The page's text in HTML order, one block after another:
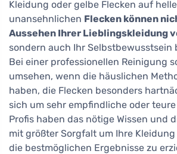
Kleidung oder gelbe Flecken auf
unansehnlichen Flecken können
Aussehen Ihrer Lieblingskleidung
sondern auch Ihr Selbstbewusstsein
Bei einer professionellen Reinigung
umsehen, wenn die häuslichen
haben, die Flecken besonders
sich um sehr empfindliche oder
Profis haben das nötige Wissen und
mit größter Sorgfalt um Ihre
die bestmöglichen Ergebnisse zu